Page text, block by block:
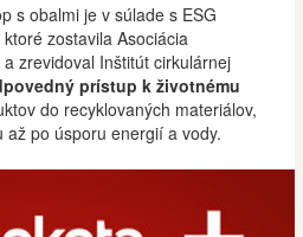
s obalmi je v súlade s ESG
zostavila Asociácia
zrevidoval Inštitút cirkulárnej
prístup k životnému
do recyklovaných materiálov,
po úsporu energií a vody.